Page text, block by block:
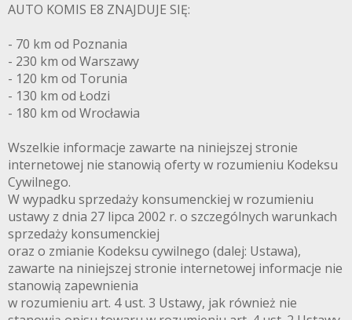
AUTO KOMIS E8 ZNAJDUJE SIĘ:
- 70 km od Poznania
- 230 km od Warszawy
- 120 km od Torunia
- 130 km od Łodzi
- 180 km od Wrocławia
Wszelkie informacje zawarte na niniejszej stronie
internetowej nie stanowią oferty w rozumieniu Kodeksu
Cywilnego.
W wypadku sprzedaży konsumenckiej w rozumieniu
ustawy z dnia 27 lipca 2002 r. o szczególnych warunkach
sprzedaży konsumenckiej
oraz o zmianie Kodeksu cywilnego (dalej: Ustawa),
zawarte na niniejszej stronie internetowej informacje nie
stanowią zapewnienia
w rozumieniu art. 4 ust. 3 Ustawy, jak również nie